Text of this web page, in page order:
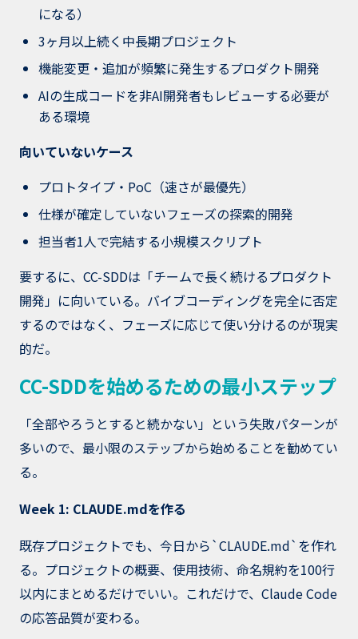
になる）
3ヶ月以上続く中長期プロジェクト
機能変更・追加が頻繁に発生するプロダクト開発
AIの生成コードを非AI開発者もレビューする必要が
ある環境
向いていないケース
プロトタイプ・PoC（速さが最優先）
仕様が確定していないフェーズの探索的開発
担当者1人で完結する小規模スクリプト
要するに、CC-SDDは「チームで長く続けるプロダクト
開発」に向いている。バイブコーディングを完全に否定
するのではなく、フェーズに応じて使い分けるのが現実
的だ。
CC-SDDを始めるための最小ステップ
「全部やろうとすると続かない」という失敗パターンが
多いので、最小限のステップから始めることを勧めてい
る。
Week 1: CLAUDE.mdを作る
既存プロジェクトでも、今日から`CLAUDE.md`を作れ
る。プロジェクトの概要、使用技術、命名規約を100行
以内にまとめるだけでいい。これだけで、Claude Code
の応答品質が変わる。